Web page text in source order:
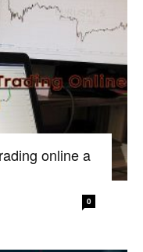
online a
0